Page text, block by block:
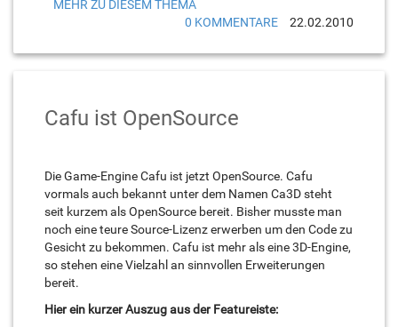
MEHR ZU DIESEM THEMA
0 KOMMENTARE
22.02.2010
Cafu ist OpenSource
Die Game-Engine Cafu ist jetzt OpenSource. Cafu
vormals auch bekannt unter dem Namen Ca3D steht
seit kurzem als OpenSource bereit. Bisher musste man
noch eine teure Source-Lizenz erwerben um den Code zu
Gesicht zu bekommen. Cafu ist mehr als eine 3D-Engine,
so stehen eine Vielzahl an sinnvollen Erweiterungen
bereit.
Hier ein kurzer Auszug aus der Featureiste: